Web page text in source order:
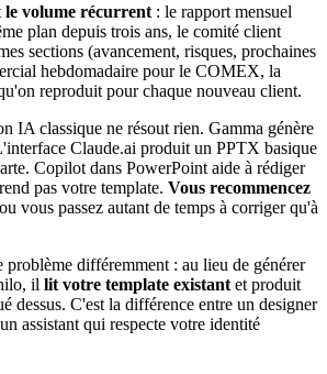
le volume récurrent : le rapport mensuel
plan depuis trois ans, le comité client
sections (avancement, risques, prochaines
hebdomadaire pour le COMEX, la
reproduit pour chaque nouveau client.
IA classique ne résout rien. Gamma génère
Claude.ai produit un PPTX basique
Copilot dans PowerPoint aide à rédiger
pas votre template. Vous recommencez
vous passez autant de temps à corriger qu'à
problème différemment : au lieu de générer
il lit votre template existant et produit
dessus. C'est la différence entre un designer
assistant qui respecte votre identité